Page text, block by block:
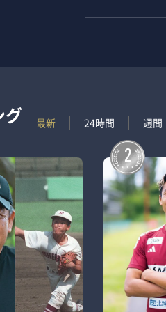
グ 最新 24時間 週間
2